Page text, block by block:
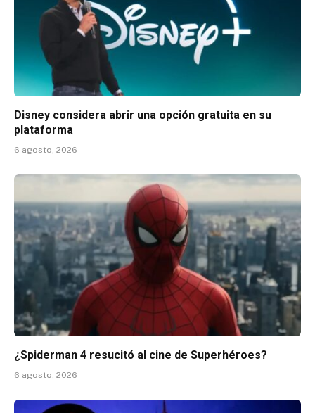
Disney considera abrir una opción gratuita en su
plataforma
6 agosto, 2026
¿Spiderman 4 resucitó al cine de Superhéroes?
6 agosto, 2026